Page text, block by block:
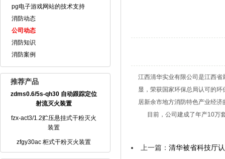
pg电子游戏网站的技术支持
消防动态
公司动态
消防知识
消防案例
推荐产品
zdms0.6/5s-qh30 自动跟踪定位
射流灭火装置
fzx-act3/1.2贮压悬挂式干粉灭火
装置
zfgy30ac 柜式干粉灭火装置
江西清华实业有限公司是江西
显，荣获国家环保总局认可的
居新余市地方消防特色产业经
目前，公司建成了年产10万
上一篇： 清华被省科技厅